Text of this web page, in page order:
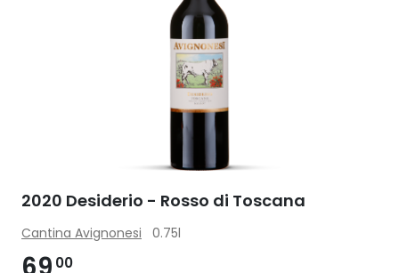
2020 Desiderio - Rosso di Toscana
Cantina Avignonesi 0.75l
00